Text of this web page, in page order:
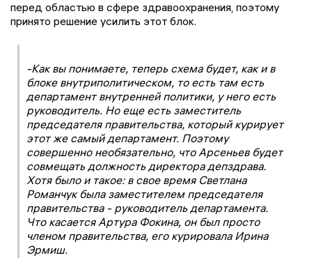
перед областью в сфере здравоохранения, поэтому
принято решение усилить этот блок.
-Как вы понимаете, теперь схема будет, как и в
блоке внутриполитическом, то есть там есть
департамент внутренней политики, у него есть
руководитель. Но еще есть заместитель
председателя правительства, который курирует
этот же самый департамент. Поэтому
совершенно необязательно, что Арсеньев будет
совмещать должность директора депздрава.
Хотя было и такое: в свое время Светлана
Романчук была заместителем председателя
правительства - руководитель департамента.
Что касается Артура Фокина, он был просто
членом правительства, его курировала Ирина
Эрмиш.